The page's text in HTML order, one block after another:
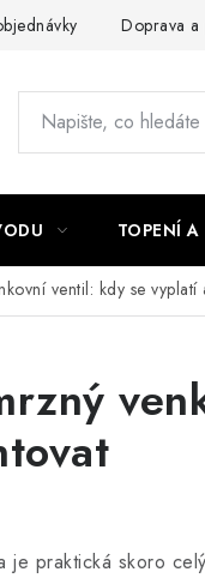
Doprava a
TOPENÍ
ventil: kdy se
je praktická skoro